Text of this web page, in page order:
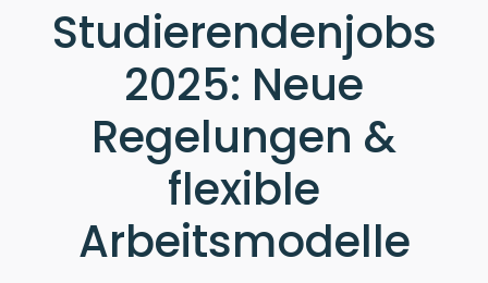
Studierendenjobs
2025: Neue
Regelungen &
flexible
Arbeitsmodelle